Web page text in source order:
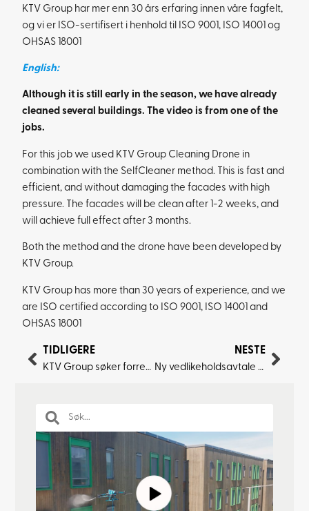
KTV Group har mer enn 30 års erfaring innen våre fagfelt,
og vi er ISO-sertifisert i henhold til ISO 9001, ISO 14001 og
OHSAS 18001
English:
Although it is still early in the season, we have already
cleaned several buildings. The video is from one of the
jobs.
For this job we used KTV Group Cleaning Drone in
combination with the SelfCleaner method. This is fast and
efficient, and without damaging the facades with high
pressure. The facades will be clean after 1-2 weeks, and
will achieve full effect after 3 months.
Both the method and the drone have been developed by
KTV Group.
KTV Group has more than 30 years of experience, and we
are ISO certified according to ISO 9001, ISO 14001 and
OHSAS 18001
TIDLIGERE
KTV Group søker forretningsutvikler for Cleaning Drone
NESTE
Ny vedlikeholdsavtale Viken Amfi Sameie